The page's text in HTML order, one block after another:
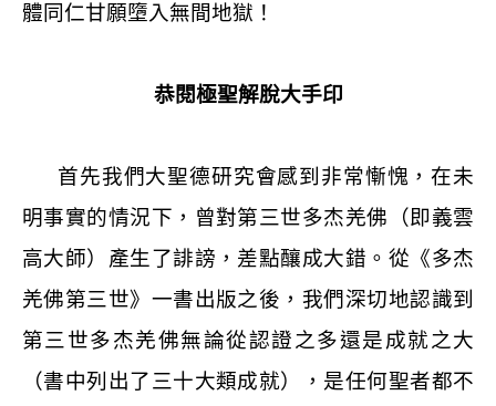
體同仁甘願墮入無間地獄！
恭閱極聖解脫大手印
首先我們大聖德研究會感到非常慚愧，在未
明事實的情況下，曾對第三世多杰羌佛（即義雲
高大師）產生了誹謗，差點釀成大錯。從《多杰
羌佛第三世》一書出版之後，我們深切地認識到
第三世多杰羌佛無論從認證之多還是成就之大
（書中列出了三十大類成就），是任何聖者都不